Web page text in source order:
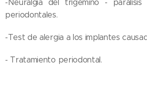
-Neuralgia del trigémino - parálisis
periodontales.
-Test de alergia a los implantes
- Tratamiento periodontal.